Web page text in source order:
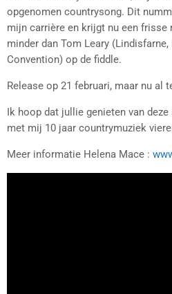
opgenomen countrysong. Dit
mijn carrière en krijgt nu een frisse
minder dan Tom Leary
Convention) op de fiddle.
Release op 21 februari, maar nu al
Ik hoop dat jullie genieten van
met mij 10 jaar countrymuziek
Meer informatie Helena Mace :